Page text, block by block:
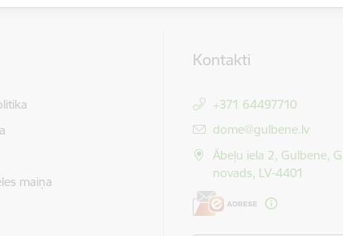
maiņa
Kontakti
+371 64497710
E-pasts:
dome@gulbene.lv
Ābeļu iela 2, Gulbene,
novads, LV-4401